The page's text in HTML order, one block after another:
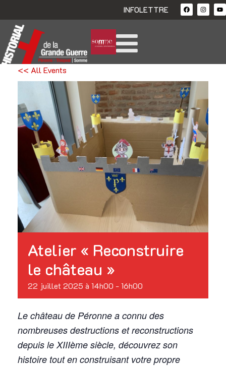
INFOLETTRE
<< All Events
Atelier « Reconstruire
le château »
22 juillet 2025 à 14h00 -16h00
Le château de Péronne a connu des
nombreuses destructions et reconstructions
depuis le XIIIème siècle, découvrez son
histoire tout en construisant votre propre